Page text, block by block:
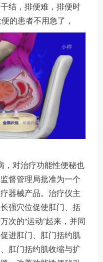
结，排便难，排便时
的患者不用急了，
对治疗功能性便秘也
督管理局批准为一个
器械产品。治疗仪主
强穴位促使肛门、括
次的“运动”起来，并同
进肛门、肛门括约肌
肛门括约肌收缩与扩